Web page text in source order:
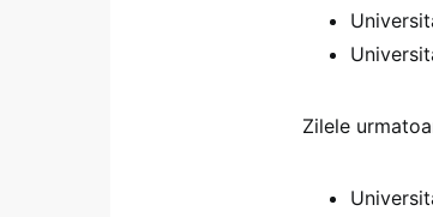
Zilele